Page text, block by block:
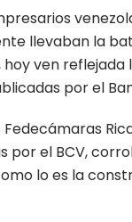
llevaban la
ven
por el
por el BCV,
lo es la